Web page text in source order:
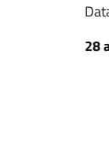
28